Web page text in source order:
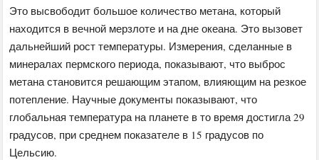
Это высвободит большое количество метана, который
находится в вечной мерзлоте и на дне океана. Это вызовет
дальнейший рост температуры. Измерения, сделанные в
минералах пермского периода, показывают, что выброс
метана становится решающим этапом, влияющим на резкое
потепление. Научные документы показывают, что
глобальная температура на планете в то время достигла 29
градусов, при среднем показателе в 15 градусов по
Цельсию.